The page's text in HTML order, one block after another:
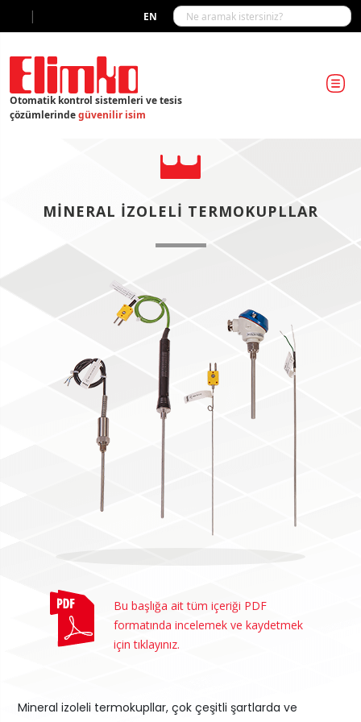
EN
|
Otomatik kontrol sistemleri ve tesis
çözümlerindegüvenilir isim
MINERAL İZOLELI TERMOKUPLLAR
Mineral izoleli termokupllar, çok çeşitli şartlarda ve
Bu başlığa ait tüm içeriği PDF
formatında incelemek ve kaydetmek
için tıklayınız.